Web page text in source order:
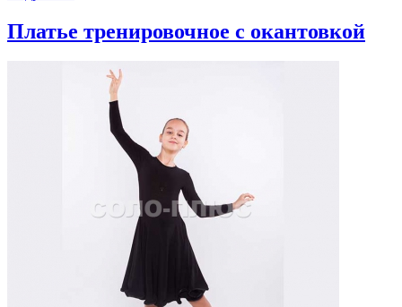
Платье тренировочное с окантовкой